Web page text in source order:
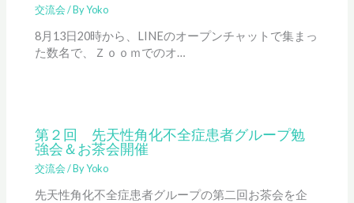
交流会/ ByYoko
8月13日20時から、LINEのオープンチャットで集まっ
た数名で、Ｚｏｏｍでのオ…
第２回 先天性角化不全症患者グループ勉
強会＆お茶会開催
交流会/ ByYoko
先天性角化不全症患者グループの第二回お茶会を企